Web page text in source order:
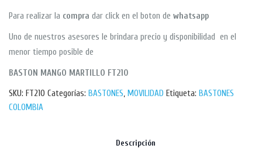
Para realizar la compra dar click en el boton de whatsapp
Uno de nuestros asesores le brindara precio y disponibilidad en el
menor tiempo posible de
BASTON MANGO MARTILLO FT210
SKU: FT210 Categorías: BASTONES, MOVILIDAD Etiqueta: BASTONES
COLOMBIA
Descripción